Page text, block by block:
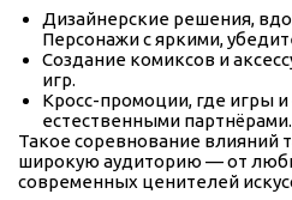
Дизайнерские решения,
Персонажи с яркими,
Создание комиксов и
игр.
Кросс-промоции, где игры и
естественными партнёрами.
Такое соревнование влияний
широкую аудиторию — от
современных ценителей